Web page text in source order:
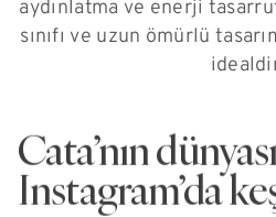
aydınlatma ve enerji
sınıfı ve uzun ömürlü
Cata’nın
Instagram’da